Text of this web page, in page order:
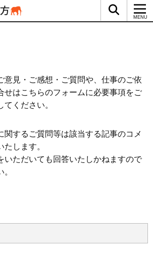
メ
MENU
検索ボ
意見・ご感想・ご質問や、仕事のご依
せはこちらのフォームに必要事項をご
てください。
関するご質問等は該当する記事のコメ
します。
いただいても回答いたしかねますので